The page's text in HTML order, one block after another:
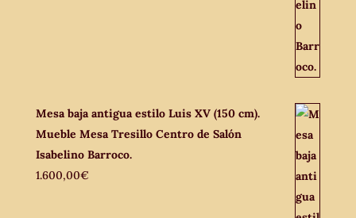
Mesa baja antigua estilo Luis XV (150 cm).
Mueble Mesa Tresillo Centro de Salón
Isabelino Barroco.
1.600,00€